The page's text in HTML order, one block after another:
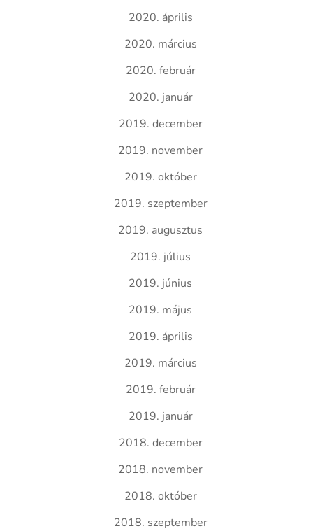
2020. április
2020. március
2020. február
2020. január
2019. december
2019. november
2019. október
2019. szeptember
2019. augusztus
2019. július
2019. június
2019. május
2019. április
2019. március
2019. február
2019. január
2018. december
2018. november
2018. október
2018. szeptember